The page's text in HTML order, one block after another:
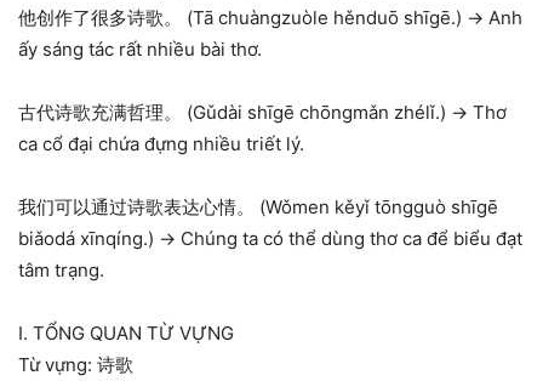
他创作了很多诗歌。 (Tā chuàngzuòle hěnduō shīgē.) → Anh
ấy sáng tác rất nhiều bài thơ.
古代诗歌充满哲理。 (Gǔdài shīgē chōngmǎn zhélǐ.) → Thơ
ca cổ đại chứa đựng nhiều triết lý.
我们可以通过诗歌表达心情。 (Wǒmen kěyǐ tōngguò shīgē
biǎodá xīnqíng.) → Chúng ta có thể dùng thơ ca để biểu đạt
tâm trạng.
I. TỔNG QUAN TỪ VỰNG
Từ vựng: 诗歌